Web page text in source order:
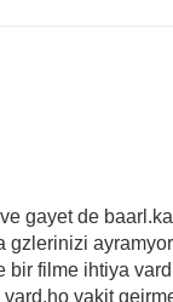
gayet de
gzlerinizi
filme ihtiya
vakit